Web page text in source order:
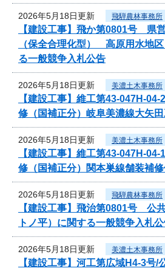
2026年5月18日更新 飛騨農林事務所
【建設工事】飛か第0801号 県
（保全合理化型） 高原用水地
る一般競争入札公告
2026年5月18日更新 美濃土木事務所
【建設工事】維工第43-047H-
修（国補正分）岐阜美濃線大矢
2026年5月18日更新 美濃土木事務所
【建設工事】維工第43-047H-
修（国補正分）関本巣線舗装補
2026年5月18日更新 飛騨農林事務所
【建設工事】飛治第0801号 公
トノ平）に関する一般競争入札
2026年5月18日更新 美濃土木事務所
【建設工事】河工第広域H4-3号/